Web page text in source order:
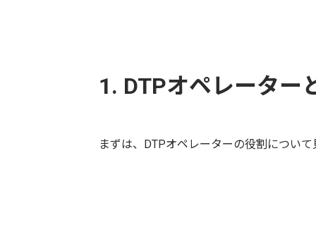
1. DTPオペレーター
まずは、DTPオペレーターの役割につい